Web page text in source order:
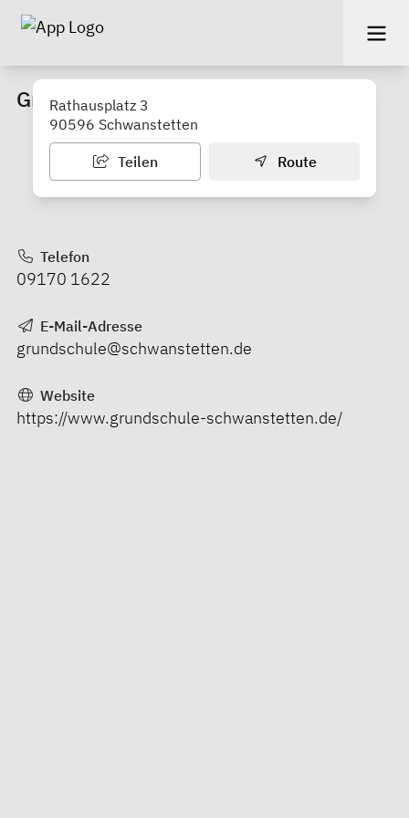
Grundschule Schwanstetten
Rathausplatz 3
90596 Schwanstetten
Teilen Route
Telefon
09170 1622
E-Mail-Adresse
grundschule@schwanstetten.de
Website
https://www.grundschule-schwanstetten.de/